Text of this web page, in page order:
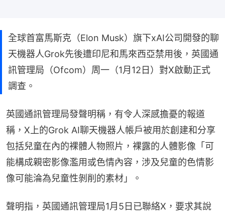
全球首富馬斯克（Elon Musk）旗下xAI公司開發的聊
天機器人Grok先後遭印尼和馬來西亞禁用後，英國通
訊管理局（Ofcom）周一（1月12日）對X啟動正式
調查。
英國通訊管理局發聲明稱，有令人深感擔憂的報道
稱，X上的Grok AI聊天機器人帳戶被用於創建和分享
包括兒童在內的裸體人物照片，裸露的人體影像「可
能構成親密影像濫用或色情內容，涉及兒童的色情影
像可能淪為兒童性剝削的素材」。
聲明指，英國通訊管理局1月5日已聯絡X，要求其說